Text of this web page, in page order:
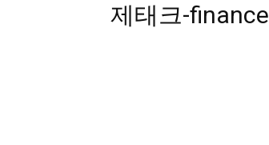
발
제태크-finance